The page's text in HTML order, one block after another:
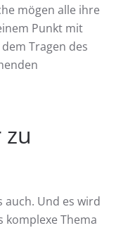
mögen alle ihre
Punkt mit
Tragen des
zu
auch. Und es wird
komplexe Thema